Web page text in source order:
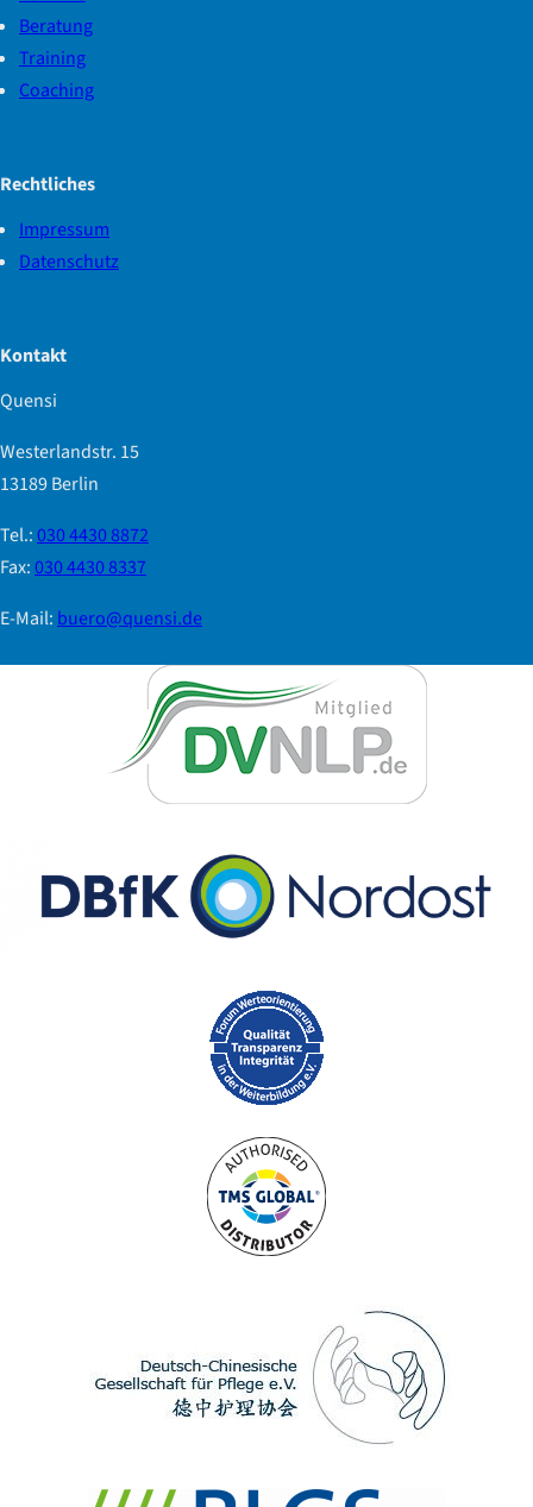
Beratung
Training
Coaching
Rechtliches
Impressum
Datenschutz
Kontakt
Quensi
Westerlandstr. 15
13189 Berlin
Tel.:030 4430 8872
Fax:030 4430 8337
E-Mail: buero@quensi.de